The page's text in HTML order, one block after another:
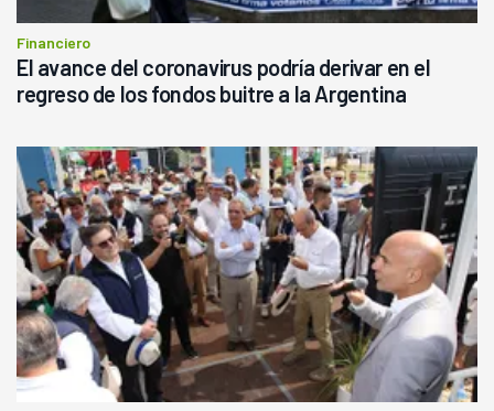
Financiero
El avance del coronavirus podría derivar en el
regreso de los fondos buitre a la Argentina